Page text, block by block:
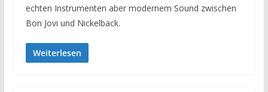
echten Instrumenten aber modernem Sound zwischen
Bon Jovi und Nickelback.
Weiterlesen